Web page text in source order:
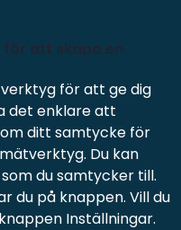
för att ge dig
det enklare att
ditt samtycke för
Du kan
du samtycker till.
du på knappen. Vill du
Inställningar.